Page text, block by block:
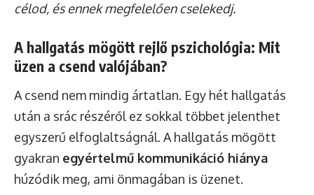
célod, és ennek megfelelően cselekedj.
A hallgatás mögött rejlő pszichológia: Mit
üzen a csend valójában?
A csend nem mindig ártatlan. Egy hét hallgatás
után a srác részéről ez sokkal többet jelenthet
egyszerű elfoglaltságnál. A hallgatás mögött
gyakran egyértelmű kommunikáció hiánya
húzódik meg, ami önmagában is üzenet.